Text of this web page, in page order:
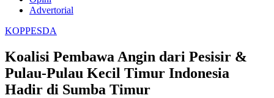
Advertorial
KOPPESDA
Koalisi Pembawa Angin dari Pesisir &
Pulau-Pulau Kecil Timur Indonesia
Hadir di Sumba Timur